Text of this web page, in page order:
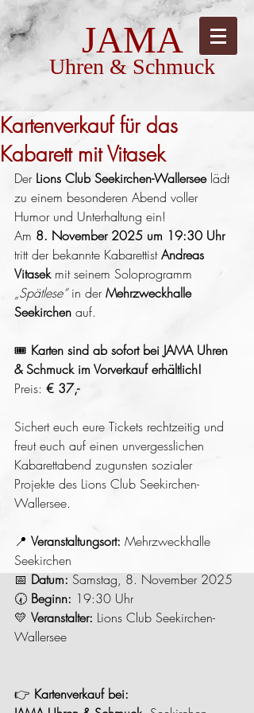
JAMA
Uhren & Schmuck
Kartenverkauf für das
Kabarett mit Vitasek
Der Lions Club Seekirchen-Wallersee lädt
zu einem besonderen Abend voller
Humor und Unterhaltung ein!
Am 8. November 2025 um 19:30 Uhr
tritt der bekannte Kabarettist Andreas
Vitasek mit seinem Soloprogramm
„Spätlese“ in der Mehrzweckhalle
Seekirchen auf.
🎟️ Karten sind ab sofort bei JAMA Uhren
& Schmuck im Vorverkauf erhältlich!
Preis: € 37,-
Sichert euch eure Tickets rechtzeitig und
freut euch auf einen unvergesslichen
Kabarettabend zugunsten sozialer
Projekte des Lions Club Seekirchen-
Wallersee.
📍 Veranstaltungsort: Mehrzweckhalle
Seekirchen
📅 Datum: Samstag, 8. November 2025
🕢 Beginn: 19:30 Uhr
💛 Veranstalter: Lions Club Seekirchen-
Wallersee
👉 Kartenverkauf bei: